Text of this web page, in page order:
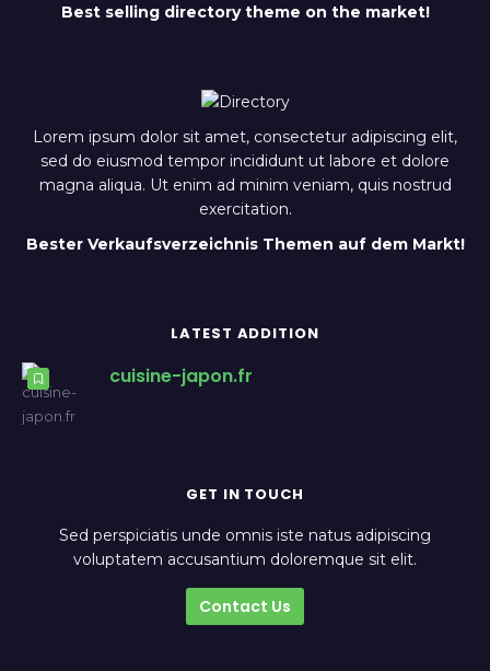
Best selling directory theme on the market!
Lorem ipsum dolor sit amet, consectetur adipiscing elit,
sed do eiusmod tempor incididunt ut labore et dolore
magna aliqua. Ut enim ad minim veniam, quis nostrud
exercitation.
Bester Verkaufsverzeichnis Themen auf dem Markt!
LATEST ADDITION
cuisine-japon.fr
GET IN TOUCH
Sed perspiciatis unde omnis iste natus adipiscing
voluptatem accusantium doloremque sit elit.
Contact Us